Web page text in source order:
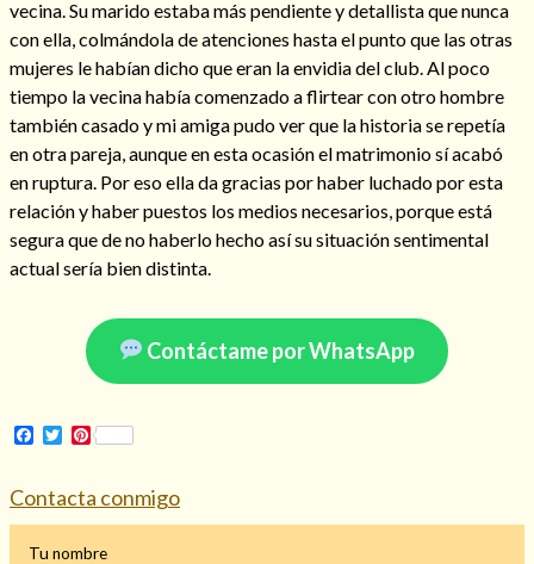
Hechizo de alejamiento
Alejamiento
(208)
(145)
Cómo recuperar a mi ex
Hechizo de amor
(593)
Oraciones(3)
vecina. Su marido estaba más pendiente y detallista que nunca
con ella, colmándola de atenciones hasta el punto que las otras
mujeres le habían dicho que eran la envidia del club. Al poco
tiempo la vecina había comenzado a flirtear con otro hombre
también casado y mi amiga pudo ver que la historia se repetía
en otra pareja, aunque en esta ocasión el matrimonio sí acabó
en ruptura. Por eso ella da gracias por haber luchado por esta
relación y haber puestos los medios necesarios, porque está
segura que de no haberlo hecho así su situación sentimental
actual sería bien distinta.
Contáctame por WhatsApp
Facebook
Twitter
Pinterest
Contacta conmigo
Tu nombre